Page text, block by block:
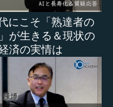
うことで、経産省が一
の再生戦略とあまり
ていて、今、動いて
ｈａｐｐｅｎｓ.”...
にこそ「熟達者の
が生きる＆現状の
済の実情は